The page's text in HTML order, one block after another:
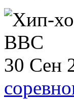
30 Сен